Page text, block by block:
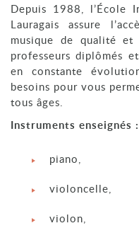
Depuis 1988, l’École
Lauragais assure
musique de qualité et
professeurs diplômés
en constante
besoins pour vous
tous âges.
Instruments enseignés :
piano,
violoncelle,
violon,